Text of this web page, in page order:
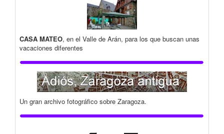
CASA MATEO, en el Valle de Arán, para los que buscan unas
vacaciones diferentes
Un gran archivo fotográfico sobre Zaragoza.